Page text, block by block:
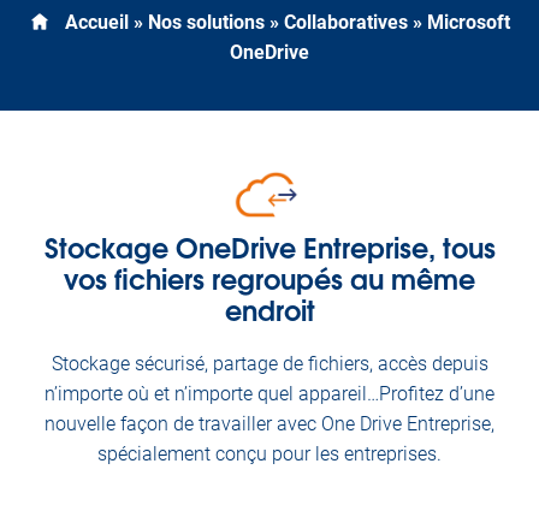
Accueil» Nos solutions» Collaboratives» Microsoft
OneDrive
Stockage OneDrive Entreprise, tous
vos fichiers regroupés au même
endroit
Stockage sécurisé, partage de fichiers, accès depuis
n’importe où et n’importe quel appareil…Profitez d’une
nouvelle façon de travailler avec One Drive Entreprise,
spécialement conçu pour les entreprises.